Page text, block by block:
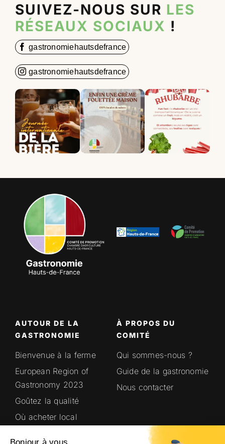
SUIVEZ-NOUS SUR LES
RÉSEAUX SOCIAUX !
AUTOUR DE LA
GASTRONOMIE
Bienvenue à la ferme
European Region of
Gastronomy 2023
Goûtez la qualité
Où acheter local
À PROPOS DU
COMITÉ
Qui sommes-nous ?
Guide de la gastronomie
Nous contacter